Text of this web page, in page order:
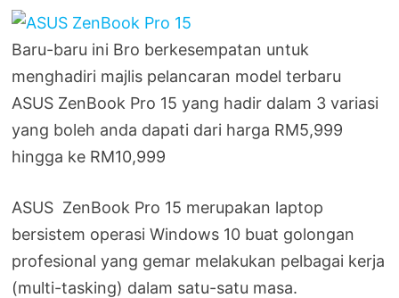
Baru-baru ini Bro berkesempatan untuk
menghadiri majlis pelancaran model terbaru
ASUS ZenBook Pro 15 yang hadir dalam 3 variasi
yang boleh anda dapati dari harga RM5,999
hingga ke RM10,999
ASUS ZenBook Pro 15 merupakan laptop
bersistem operasi Windows 10 buat golongan
profesional yang gemar melakukan pelbagai kerja
(multi-tasking) dalam satu-satu masa.